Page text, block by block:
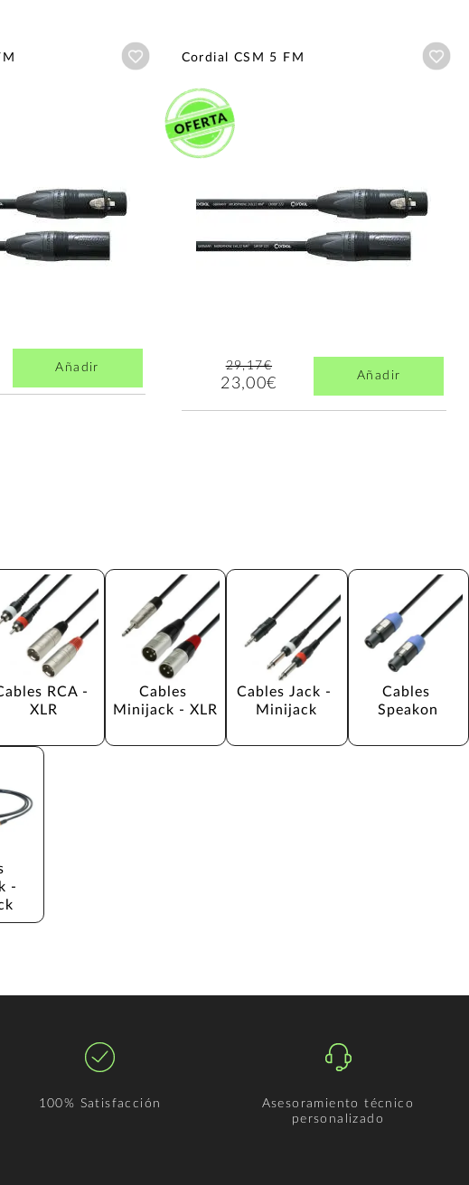
Añadir a wishlist
Añadir
Cordial CSM 5 FM
29,17€
23,00€ Añadir
RCA -
XLR
Cables
Minijack - XLR
Cables Jack -
Minijack
Cables
Speakon
-
100% Satisfacción
Asesoramiento técnico
personalizado